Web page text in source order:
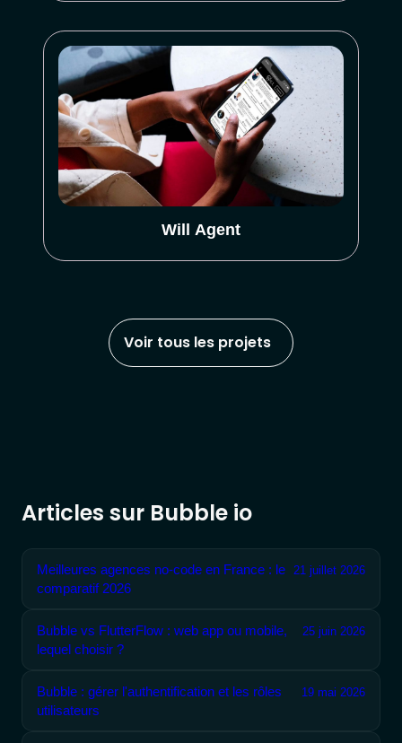
Will Agent
Voir tous les projets
Articles sur Bubble io
Meilleures agences no-code en France : le
comparatif 2026
21 juillet 2026
Bubble vs FlutterFlow : web app ou mobile,
lequel choisir ?
25 juin 2026
Bubble : gérer l'authentification et les rôles
utilisateurs
19 mai 2026